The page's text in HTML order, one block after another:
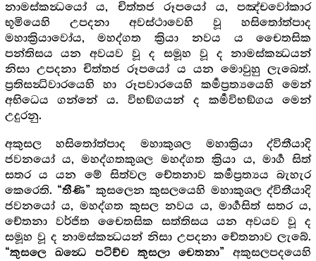
නාමස්කන්‍ධයෝ ය, චිත්තජ රූපයෝ ය, පඤ්චවෝකාර
භූමියෙහි උපදනා අවස්ථාවෙහි වූ හසිතෝත්පාද
මහාක්‍රියාවෝය, මහද්ගත ක්‍රියා නවය ය චෛතසික
පන්තිසය යන අවයව වූ ද සමූහ වූ ද නාමස්කන්‍ධයන්
නිසා උපදනා චිත්තජ රූපයෝ ය යන මොවුහු ලැබෙත්.
ප්‍රතිසන්‍ධිවාරයෙහි හා රූපවාරයෙහි කර්‍මප්‍රත්‍යයෙහි මෙන්
අභිධෙය ගන්නේ ය. විභඞ්ගයන් ද කර්‍මවිභඞ්‍ගය මෙන්
උදුරනු.
අකුසල හසිතෝත්පාද මහාකුශල මහාක්‍රියා ද්විතීයාදි
ජවනයෝ ය, මහද්ගතකුශල මහද්ගත ක්‍රියා ය, මාර්‍ග සිත්
සතර ය යන මේ සිත්වල චේතනාව කර්‍මප්‍රත්‍යය බැහැර
කෙරෙති. “තීණි” කුසලෙන කුසලයෙහි මහාකුශල ද්විතීයාදි
ජවනයෝ ය, මහද්ගත කුසල නවය ය, මාර්‍ගසිත් සතර ය,
චේතනා වර්ජිත චෛතසික සත්තිසය යන අවයව වූ ද
සමූහ වූ ද නාමස්කන්‍ධයන් නිසා උපදනා චේතනාව ලැබේ.
“කුසලෙ ඛන්‍ධෙ පටිච්ච කුසලා චෙතනා” අකුසලපදයෙහි